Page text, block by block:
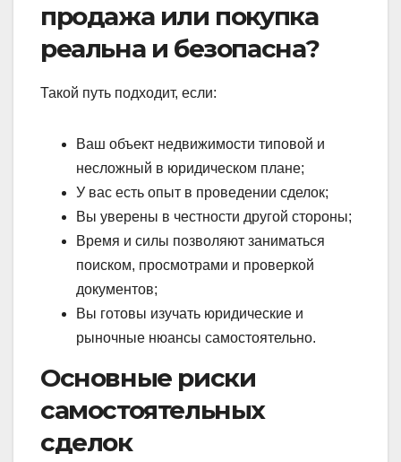
продажа или покупка
реальна и безопасна?
Такой путь подходит, если:
Ваш объект недвижимости типовой и
несложный в юридическом плане;
У вас есть опыт в проведении сделок;
Вы уверены в честности другой стороны;
Время и силы позволяют заниматься
поиском, просмотрами и проверкой
документов;
Вы готовы изучать юридические и
рыночные нюансы самостоятельно.
Основные риски
самостоятельных
сделок